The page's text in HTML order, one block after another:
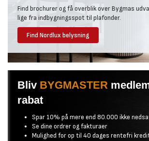
Find brochurer og få overblik over Bygmas
lige fra indbygningsspot til plafonder.
Find Nordlux belysning
Bliv BYGMASTER
rabat
Spar 10% på mere end 80.000 ikke
Se dine ordrer og fakturaer
Mulighed for op til 40 dages rentefri